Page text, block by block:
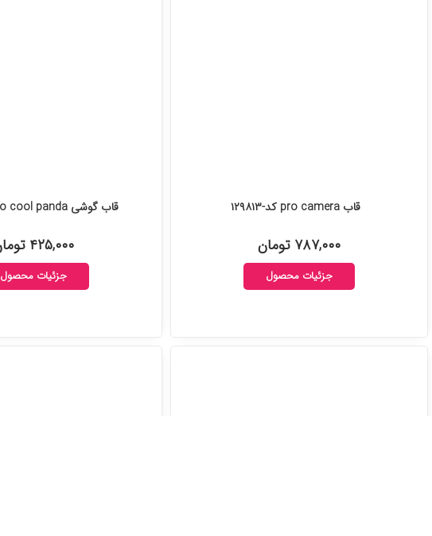
قاب pro camera کد-۱۲۹۸۱۳
۷۸۷,۰۰۰ تومان
جزئیات محصول
قاب گوشی So cool panda کد-۱۲۹۴۷۴
۴۲۵,۰۰۰ تومان
جزئیات محصول